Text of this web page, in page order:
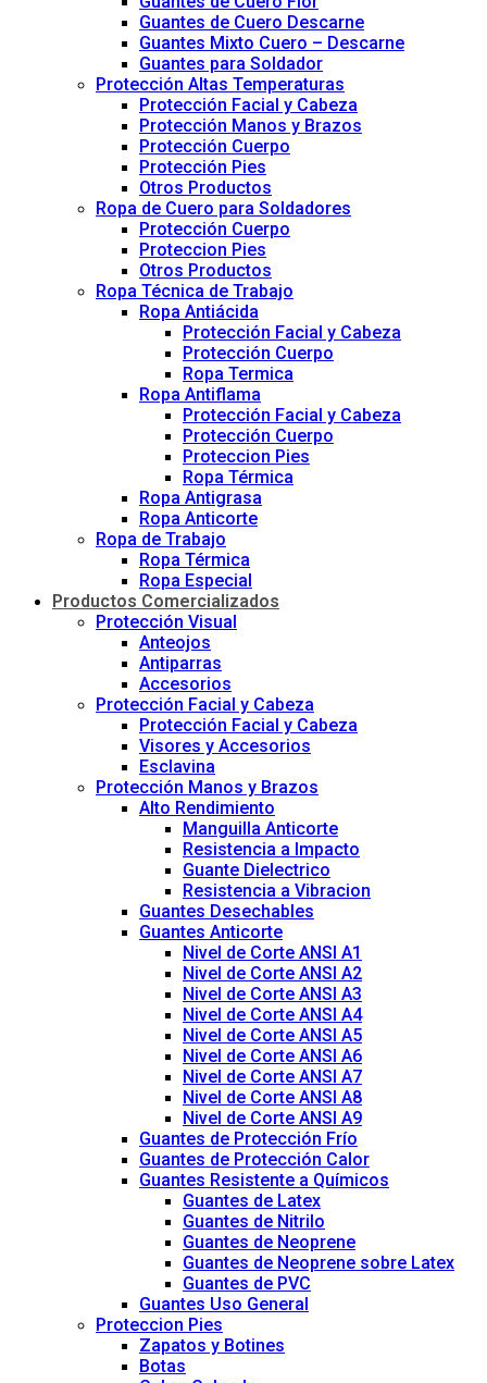
Guantes de Cuero Descarne
Guantes Mixto Cuero – Descarne
Guantes para Soldador
Protección Altas Temperaturas
Protección Facial y Cabeza
Protección Manos y Brazos
Protección Cuerpo
Protección Pies
Otros Productos
Ropa de Cuero para Soldadores
Protección Cuerpo
Proteccion Pies
Otros Productos
Ropa Técnica de Trabajo
Ropa Antiácida
Protección Facial y Cabeza
Protección Cuerpo
Ropa Termica
Ropa Antiflama
Protección Facial y Cabeza
Protección Cuerpo
Proteccion Pies
Ropa Térmica
Ropa Antigrasa
Ropa Anticorte
Ropa de Trabajo
Ropa Térmica
Ropa Especial
Productos Comercializados
Protección Visual
Anteojos
Antiparras
Accesorios
Protección Facial y Cabeza
Protección Facial y Cabeza
Visores y Accesorios
Esclavina
Protección Manos y Brazos
Alto Rendimiento
Manguilla Anticorte
Resistencia a Impacto
Guante Dielectrico
Resistencia a Vibracion
Guantes Desechables
Guantes Anticorte
Nivel de Corte ANSI A1
Nivel de Corte ANSI A2
Nivel de Corte ANSI A3
Nivel de Corte ANSI A4
Nivel de Corte ANSI A5
Nivel de Corte ANSI A6
Nivel de Corte ANSI A7
Nivel de Corte ANSI A8
Nivel de Corte ANSI A9
Guantes de Protección Frío
Guantes de Protección Calor
Guantes Resistente a Químicos
Guantes de Latex
Guantes de Nitrilo
Guantes de Neoprene
Guantes de Neoprene sobre Latex
Guantes de PVC
Guantes Uso General
Proteccion Pies
Zapatos y Botines
Botas